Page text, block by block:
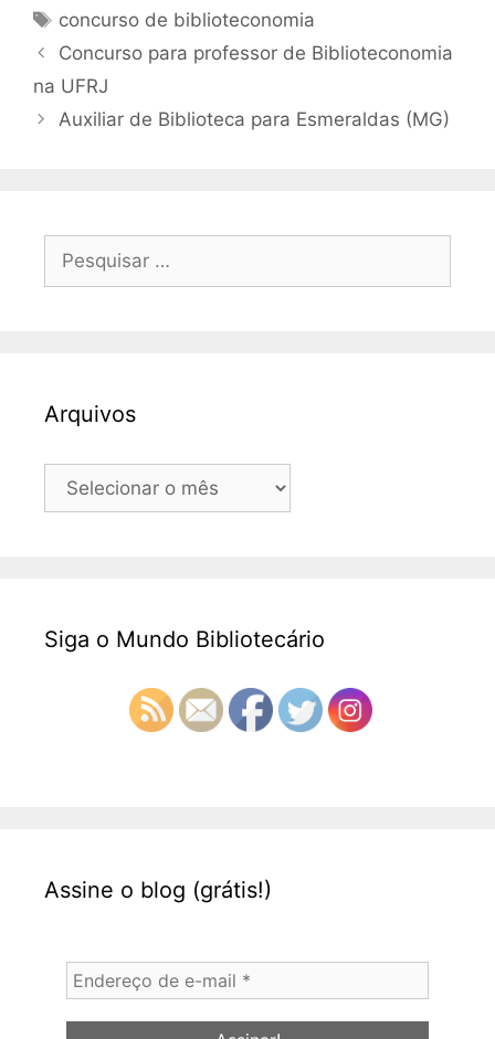
Tags
concurso de biblioteconomia
Concurso para professor de Biblioteconomia
na UFRJ
Auxiliar de Biblioteca para Esmeraldas (MG)
Pesquisar
Arquivos
Arquivos
Siga o Mundo Bibliotecário
Assine o blog (grátis!)
Endereço
de
e-